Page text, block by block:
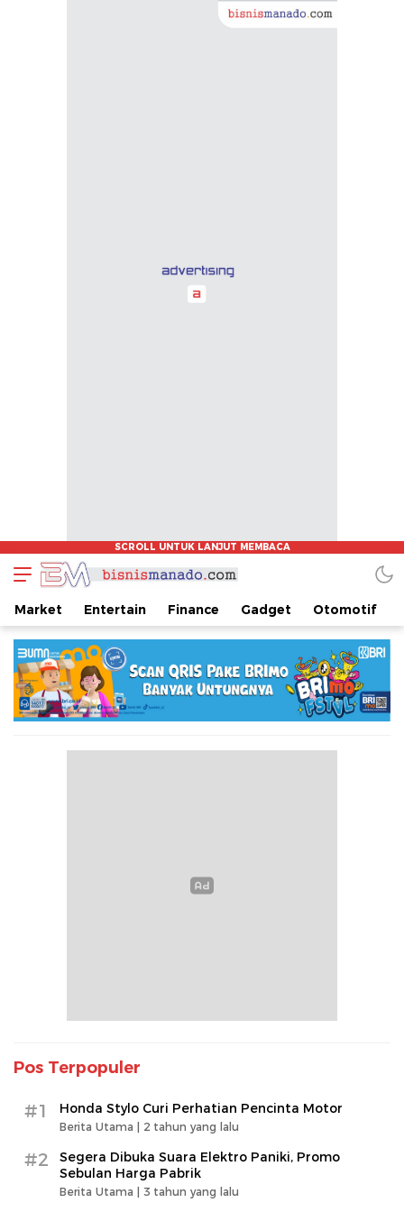
www.bisnismanado.com
Berita Bisnis Sulawesi Utara
Market Entertain Finance Gadget Otomotif
Pos Terpopuler
#1 Honda Stylo Curi Perhatian Pencinta Motor
Berita Utama | 2 tahun yang lalu
#2
Segera Dibuka Suara Elektro Paniki, Promo
Sebulan Harga Pabrik
Berita Utama | 3 tahun yang lalu